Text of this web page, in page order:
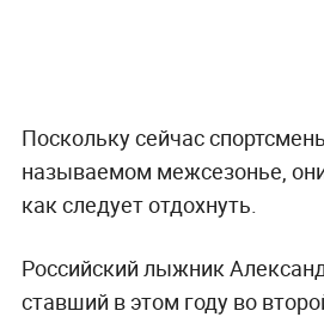
Поскольку сейчас
называемом межсезонье,
как следует отдохнуть.
Российский лыжник
ставший в этом году во